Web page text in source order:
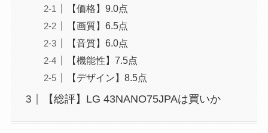
【価格】9.0点
【画質】6.5点
【音質】6.0点
【機能性】7.5点
【デザイン】8.5点
【総評】LG 43NANO75JPAは買いか